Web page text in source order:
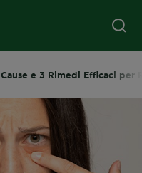
Cause e 3 Rimedi Efficaci per